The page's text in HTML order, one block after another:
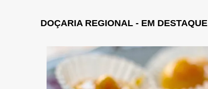
DOÇARIA REGIONAL - EM DESTAQUE